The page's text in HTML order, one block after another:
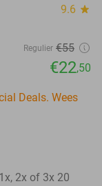
9.6 star
Regulier €55
€22,50
Deals. Wees
2x of 3x 20